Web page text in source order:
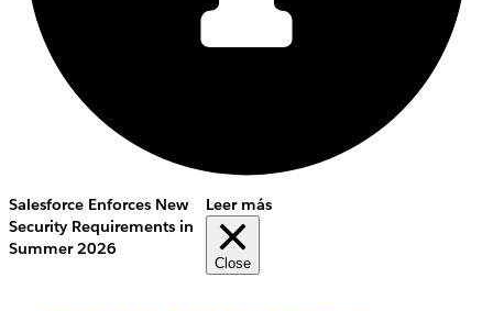
Salesforce Enforces New
Security Requirements in
Summer 2026
Leer más
Close